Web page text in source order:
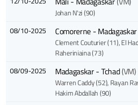
Johan N'zi (90)
08/10-2025 Comorerne - Madagaskar
Clement Couturier (11), El
Raheriniaina (73)
08/09-2025 Madagaskar - Tchad(VM)
Warren Caddy (52), Rayan
Hakim Abdallah (90)